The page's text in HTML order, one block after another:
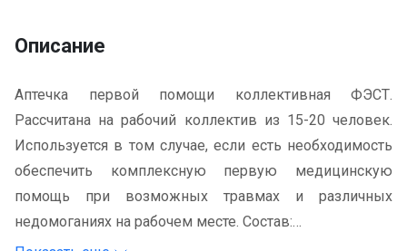
Описание
Аптечка первой помощи коллективная ФЭСТ.
Рассчитана на рабочий коллектив из 15-20 человек.
Используется в том случае, если есть необходимость
обеспечить комплексную первую медицинскую
помощь при возможных травмах и различных
недомоганиях на рабочем месте. Состав:
1. Анальгин, табл. 0,5 № 10 2 уп.